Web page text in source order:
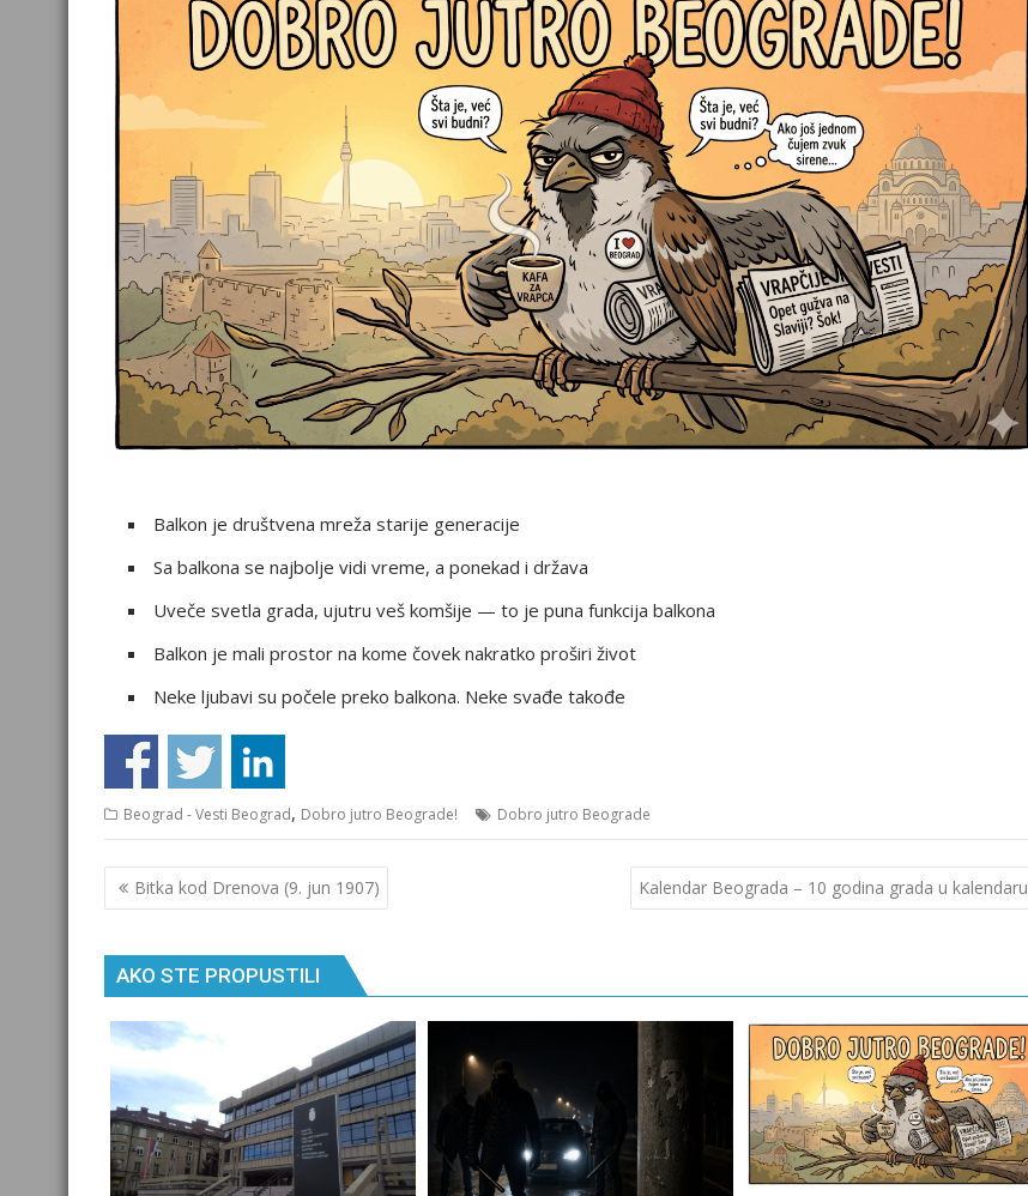
Balkon je društvena mreža starije generacije
Sa balkona se najbolje vidi vreme, a ponekad i država
Uveče svetla grada, ujutru veš komšije — to je puna funkcija balkona
Balkon je mali prostor na kome čovek nakratko proširi život
Neke ljubavi su počele preko balkona. Neke svađe takođe
Beograd - Vesti Beograd, Dobro jutro Beograde! Dobro jutro Beograde
Кретање
чланка
Bitka kod Drenova (9. jun 1907) Kalendar Beograda – 10 godina grada u kalendaru
AKO STE PROPUSTILI